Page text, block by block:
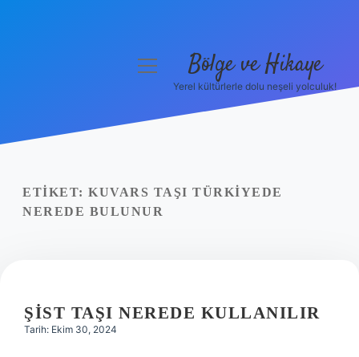
Yasal Uyarı
menüyü
Bölge ve Hikaye
Yerel kültürlerle dolu neşeli yolculuk!
ETIKET: KUVARS TAŞI TÜRKIYEDE
NEREDE BULUNUR
ŞIST TAŞI NEREDE KULLANILIR
Tarih: Ekim 30, 2024